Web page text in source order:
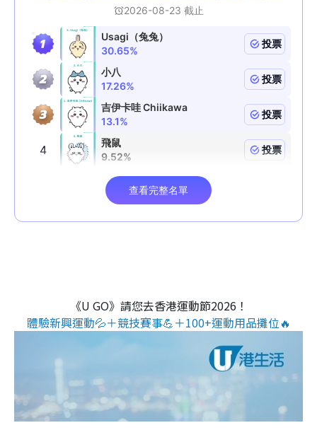
《U GO》請您去香港運動節2026！
體驗新興運動💦＋競技賽事💪＋100+運動用品攤位🔥